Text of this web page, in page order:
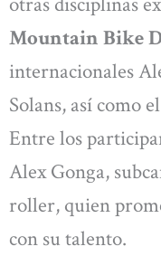
Mountain Bike
internacionales
Solans, así como
Entre los
Alex Gonga,
roller, quien
con su talento.